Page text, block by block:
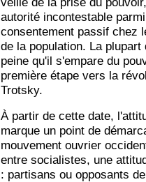
autorité incontestable
consentement passif chez
de la population. La
peine qu'il s'empare du
première étape vers la
Trotsky.
À partir de cette date,
marque un point de
mouvement ouvrier
entre socialistes, une
: partisans ou opposants